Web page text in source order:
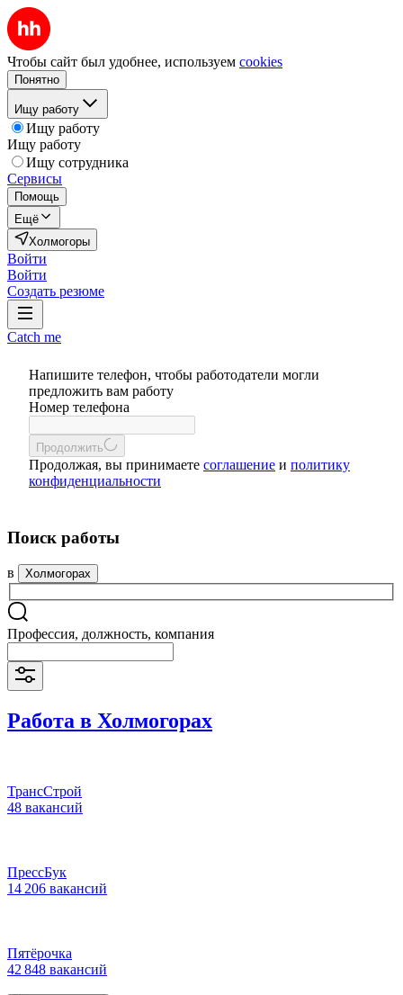
Чтобы сайт был удобнее, используем cookies
Понятно
Ищу работу
Ищу работу
Ищу работу
Ищу сотрудника
Сервисы
Помощь
Ещё
Холмогоры
Войти
Войти
Создать резюме
Catch me
Напишите телефон, чтобы работодатели могли
предложить вам работу
Номер телефона
Продолжить
Продолжая, вы принимаете соглашение и политику
конфиденциальности
Поиск работы
в Холмогорах
Профессия, должность, компания
Работа в Холмогорах
ТрансСтрой
48 вакансий
ПрессБук
14 206 вакансий
Пятёрочка
42 848 вакансий